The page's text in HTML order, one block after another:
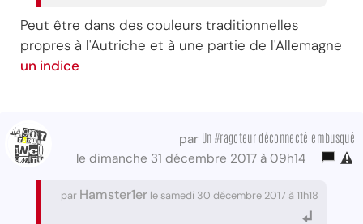
Peut être dans des couleurs traditionnelles
propres à l'Autriche et à une partie de l'Allemagne
un indice
par Un #ragoteur déconnecté embusqué
le dimanche 31 décembre 2017 à 09h14
par Hamster1er le samedi 30 décembre 2017 à 11h18